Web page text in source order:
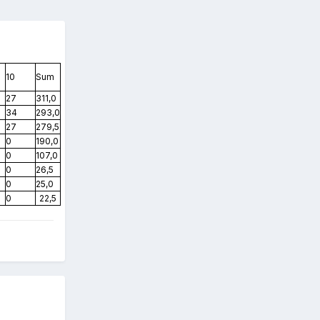
10
Sum
27
311,0
34
293,0
27
279,5
0
190,0
0
107,0
0
26,5
0
25,0
0 22,5